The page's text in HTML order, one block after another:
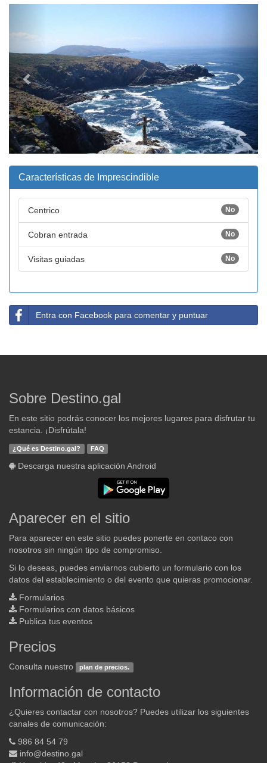
Características de Imprescindible
Centrico No
Cobran entrada No
Visitas guiadas No
Entra con Facebook para comentar y puntuar
Sobre Destino.gal
En este sitio podrás conocer los mejores lugares para disfrutar tu
estancia. ¡Disfrútala!
¿Qué es Destino.gal? FAQ
Descarga nuestra aplicación Android
Aparecer en el sitio
Para aparecer en este sitio puedes ponerte en contaco con
nosotros sin ningún tipo de compromiso.
Si lo deseas, puedes enviarnos cubierto un formulario con los
datos del establecimiento o del evento que quieras promocionar.
Formularios
Formularios con datos básicos
Publica tus eventos
Precios
Consulta nuestro plan de precios.
Información de contacto
¿Quieres contactar con nosotros? Puedes utilizar los siguientes
canales de comunicación:
986 84 54 79
info@destino.gal